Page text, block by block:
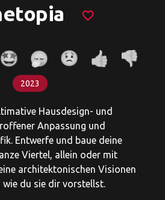
favorite_border
2023
Hausdesign- und
Anpassung und
Entwerfe und baue deine
Viertel, allein oder mit
architektonischen Visionen
wie du sie dir vorstellst.